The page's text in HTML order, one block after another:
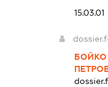
15.03.01